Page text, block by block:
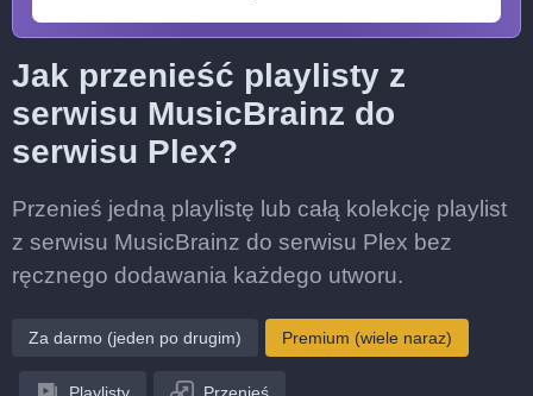
Jak przenieść playlisty z
serwisu MusicBrainz do
serwisu Plex?
Przenieś jedną playlistę lub całą kolekcję playlist
z serwisu MusicBrainz do serwisu Plex bez
ręcznego dodawania każdego utworu.
Za darmo (jeden po drugim) Premium (wiele naraz)